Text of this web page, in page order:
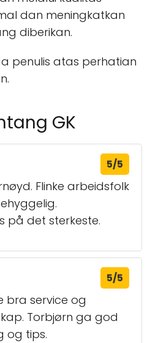
dan meningkatkan
diberikan.
penulis atas perhatian
GK
5/5
Flinke arbeidsfolk
på det sterkeste.
5/5
bra service og
Torbjørn ga god
og tips.